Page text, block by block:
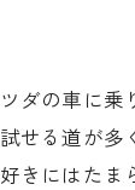
ダの車に乗
せる道が多
きにはたま